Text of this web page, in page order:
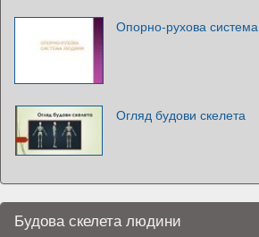
Опорно-рухова система
Огляд будови скелета
Будова скелета людини